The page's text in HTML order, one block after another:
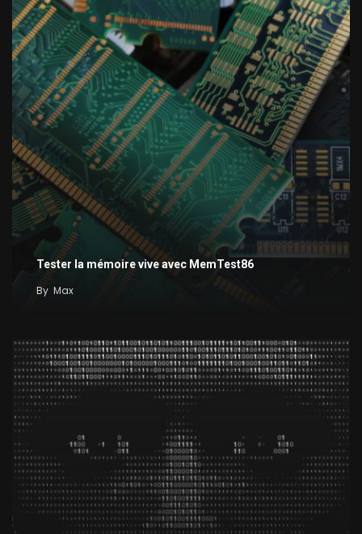
Tester la mémoire vive avec MemTest86
By Max